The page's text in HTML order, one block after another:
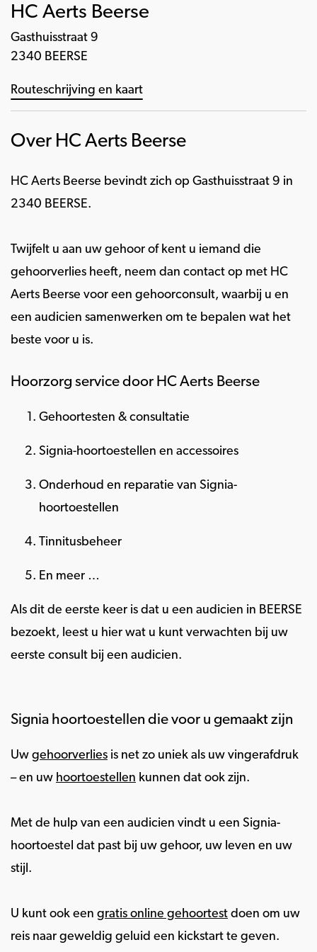
HC Aerts Beerse
Gasthuisstraat 9
2340 BEERSE
Routeschrijving en kaart
Over HC Aerts Beerse
HC Aerts Beerse bevindt zich op Gasthuisstraat 9 in
2340 BEERSE.
Twijfelt u aan uw gehoor of kent u iemand die
gehoorverlies heeft, neem dan contact op met HC
Aerts Beerse voor een gehoorconsult, waarbij u en
een audicien samenwerken om te bepalen wat het
beste voor u is.
Hoorzorg service door HC Aerts Beerse
Gehoortesten & consultatie
Signia-hoortoestellen en accessoires
Onderhoud en reparatie van Signia-
hoortoestellen
Tinnitusbeheer
En meer …
Als dit de eerste keer is dat u een audicien in BEERSE
bezoekt, leest u hier wat u kunt verwachten bij uw
eerste consult bij een audicien.
Signia hoortoestellen die voor u gemaakt zijn
Uw gehoorverlies is net zo uniek als uw vingerafdruk
– en uw hoortoestellen kunnen dat ook zijn.
Met de hulp van een audicien vindt u een Signia-
hoortoestel dat past bij uw gehoor, uw leven en uw
stijl.
U kunt ook een gratis online gehoortest doen om uw
reis naar geweldig geluid een kickstart te geven.